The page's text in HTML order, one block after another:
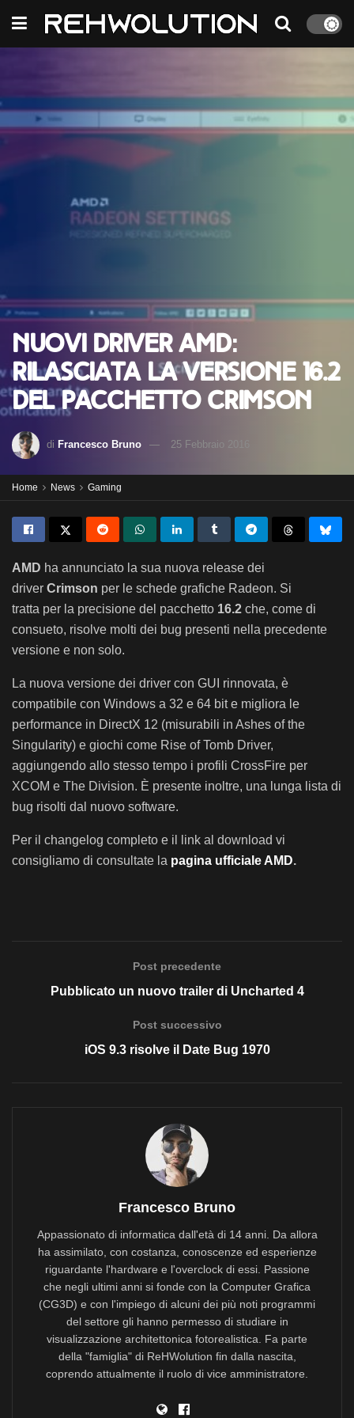
Nuovi driver AMD:
rilasciata la versione 16.2
del pacchetto Crimson
di Francesco Bruno 25 Febbraio 2016
Home News Gaming
AMD ha annunciato la sua nuova release dei
driver Crimson per le schede grafiche Radeon. Si
tratta per la precisione del pacchetto 16.2 che, come di
consueto, risolve molti dei bug presenti nella precedente
versione e non solo.
La nuova versione dei driver con GUI rinnovata, è
compatibile con Windows a 32 e 64 bit e migliora le
performance in DirectX 12 (misurabili in Ashes of the
Singularity) e giochi come Rise of Tomb Driver,
aggiungendo allo stesso tempo i profili CrossFire per
XCOM e The Division. È presente inoltre, una lunga lista di
bug risolti dal nuovo software.
Per il changelog completo e il link al download vi
consigliamo di consultate la pagina ufficiale AMD.
Post precedente
Pubblicato un nuovo trailer di Uncharted 4
Post successivo
iOS 9.3 risolve il Date Bug 1970
Francesco Bruno
Appassionato di informatica dall'età di 14 anni. Da allora
ha assimilato, con costanza, conoscenze ed esperienze
riguardante l'hardware e l'overclock di essi. Passione
che negli ultimi anni si fonde con la Computer Grafica
(CG3D) e con l'impiego di alcuni dei più noti programmi
del settore gli hanno permesso di studiare in
visualizzazione architettonica fotorealistica. Fa parte
della "famiglia" di ReHWolution fin dalla nascita,
coprendo attualmente il ruolo di vice amministratore.